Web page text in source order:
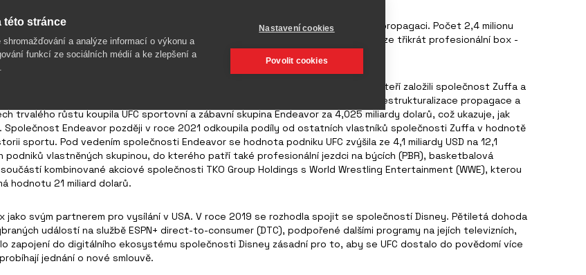
událost, která kombinuje skvělou zábavu, prvotřídní sportovce a obratnou propagaci. Počet 2,4 milionu
hlavními aktéry byli Khabib Nurmagomedov a Conor McGregor, překonal pouze třikrát profesionální box -
Jr. v roce 2017.
v roce 2001 za údajné 2 miliony USD bratrům Frankovi a Lorenzovi Fertittovým, kteří založili společnost Zuffa a
stejně známý jako většina elitních bojovníků MMA. Noví majitelé se pustili do restrukturalizace propagace a
trvalého růstu koupila UFC sportovní a zábavní skupina Endeavor za 4,025 miliardy dolarů, což ukazuje, jak
Endeavor později v roce 2021 odkoupila podíly od ostatních vlastníků společnosti Zuffa v hodnotě
sportu. Pod vedením společnosti Endeavor se hodnota podniku UFC zvýšila ze 4,1 miliardy USD na 12,1
podniků vlastněných skupinou, do kterého patří také profesionální jezdci na býcích (PBR), basketbalová
kombinované akciové společnosti TKO Group Holdings s World Wrestling Entertainment (WWE), kterou
hodnotu 21 miliard dolarů.
jako svým partnerem pro vysílání v USA. V roce 2019 se rozhodla spojit se společností Disney. Pětiletá dohoda
událostí na službě ESPN+ direct-to-consumer (DTC), podpořené dalšími programy na jejích televizních,
zapojení do digitálního ekosystému společnosti Disney zásadní pro to, aby se UFC dostalo do povědomí více
jednání o nové smlouvě.
této stránce
a analýze informací o výkonu a
funkcí ze sociálních médií a ke zlepšení a
Nastavení cookies
Povolit cookies